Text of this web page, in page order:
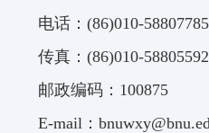
电话：(86)010-58807785
传真：(86)010-58805592
邮政编码：100875
E-mail：